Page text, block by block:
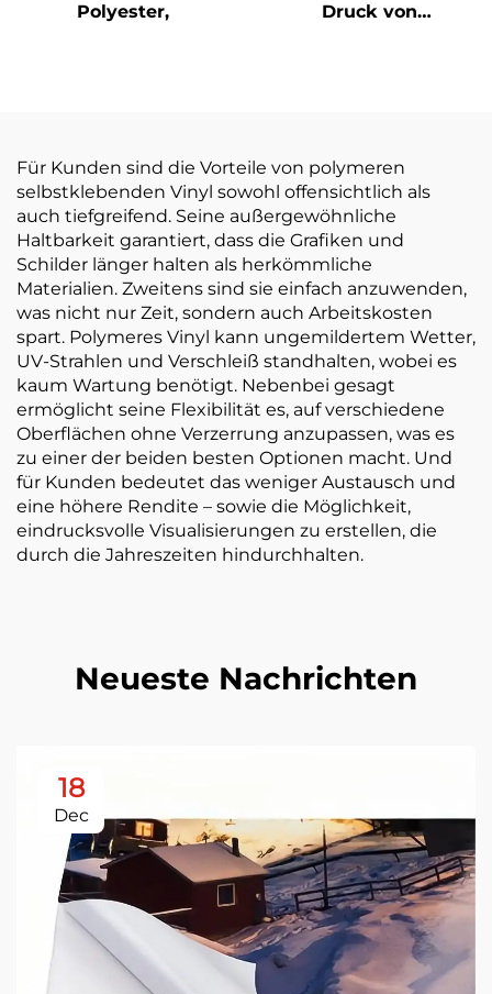
Polyester,
Druck von
Für Kunden sind die Vorteile von polymeren
selbstklebenden Vinyl sowohl offensichtlich als
auch tiefgreifend. Seine außergewöhnliche
Haltbarkeit garantiert, dass die Grafiken und
Schilder länger halten als herkömmliche
Materialien. Zweitens sind sie einfach anzuwenden,
was nicht nur Zeit, sondern auch Arbeitskosten
spart. Polymeres Vinyl kann ungemildertem Wetter,
UV-Strahlen und Verschleiß standhalten, wobei es
kaum Wartung benötigt. Nebenbei gesagt
ermöglicht seine Flexibilität es, auf verschiedene
Oberflächen ohne Verzerrung anzupassen, was es
zu einer der beiden besten Optionen macht. Und
für Kunden bedeutet das weniger Austausch und
eine höhere Rendite – sowie die Möglichkeit,
eindrucksvolle Visualisierungen zu erstellen, die
durch die Jahreszeiten hindurchhalten.
Neueste Nachrichten
18
Dec